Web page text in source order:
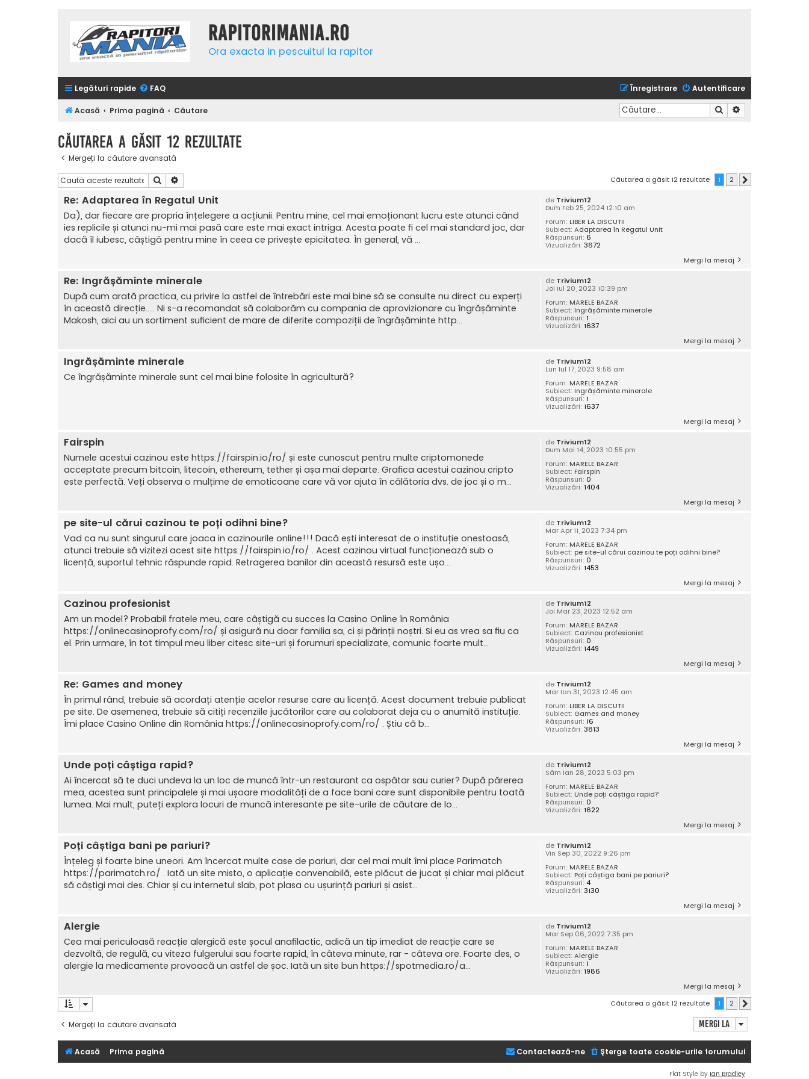
Rapitorimania.ro
Ora exacta in pescuitul la rapitor
Legături rapide FAQ Autentificare
Înregistrare
Acasă Prima pagină Căutare Căutare
Căutarea a găsit 12 rezultate
Mergeți la căutare avansată
Căutare Căutarea a găsit 12 rezultate 1 2
de Trivium12
Dum Feb 25, 2024 12:10 am
Forum: LIBER LA DISCUTII
Subiect:Adaptarea în Regatul Unit
Răspunsuri: 6
Vizualizări:3672
Re: Adaptarea în Regatul Unit
Da), dar fiecare are propria înțelegere a acțiunii. Pentru mine, cel mai emoționant lucru este atunci când
ies replicile și atunci nu-mi mai pasă care este mai exact intriga. Acesta poate fi cel mai standard joc, dar
dacă îl iubesc, câștigă pentru mine în ceea ce privește epicitatea. În general, vă ...
Mergi la mesaj
de Trivium12
Joi Iul 20, 2023 10:39 pm
Forum: MARELE BAZAR
Subiect: Ingrășăminte minerale
Răspunsuri: 1
Vizualizări: 1637
Re: Ingrășăminte minerale
După cum arată practica, cu privire la astfel de întrebări este mai bine să se consulte nu direct cu experți
în această direcție..... Ni s-a recomandat să colaborăm cu compania de aprovizionare cu îngrășăminte
Makosh, aici au un sortiment suficient de mare de diferite compoziții de îngrășăminte http...
Mergi la mesaj
de Trivium12
Lun Iul 17, 2023 9:58 am
Forum: MARELE BAZAR
Subiect: Ingrășăminte minerale
Răspunsuri: 1
Vizualizări: 1637
Ingrășăminte minerale
Ce îngrășăminte minerale sunt cel mai bine folosite în agricultură?
Mergi la mesaj
de Trivium12
Dum Mai 14, 2023 10:55 pm
Forum: MARELE BAZAR
Subiect: Fairspin
Răspunsuri: 0
Vizualizări: 1404
Fairspin
Numele acestui cazinou este https://fairspin.io/ro/ și este cunoscut pentru multe criptomonede
acceptate precum bitcoin, litecoin, ethereum, tether și așa mai departe. Grafica acestui cazinou cripto
este perfectă. Veți observa o mulțime de emoticoane care vă vor ajuta în călătoria dvs. de joc și o m...
Mergi la mesaj
de Trivium12
Mar Apr 11, 2023 7:34 pm
Forum: MARELE BAZAR
Subiect: pe site-ul cărui cazinou te poți odihni bine?
Răspunsuri: 0
Vizualizări: 1453
pe site-ul cărui cazinou te poți odihni bine?
Vad ca nu sunt singurul care joaca in cazinourile online!!! Dacă ești interesat de o instituție onestoasă,
atunci trebuie să vizitezi acest site https://fairspin.io/ro/ . Acest cazinou virtual funcționează sub o
licență, suportul tehnic răspunde rapid. Retragerea banilor din această resursă este ușo...
Mergi la mesaj
de Trivium12
Joi Mar 23, 2023 12:52 am
Forum: MARELE BAZAR
Subiect: Cazinou profesionist
Răspunsuri: 0
Vizualizări: 1449
Cazinou profesionist
Am un model? Probabil fratele meu, care câștigă cu succes la Casino Online în România
https://onlinecasinoprofy.com/ro/ și asigură nu doar familia sa, ci și părinții noștri. Si eu as vrea sa fiu ca
el. Prin urmare, în tot timpul meu liber citesc site-uri și forumuri specializate, comunic foarte mult...
Mergi la mesaj
de Trivium12
Mar Ian 31, 2023 12:45 am
Forum: LIBER LA DISCUTII
Subiect: Games and money
Răspunsuri: 16
Vizualizări:3813
Re: Games and money
În primul rând, trebuie să acordați atenție acelor resurse care au licență. Acest document trebuie publicat
pe site. De asemenea, trebuie să citiți recenziile jucătorilor care au colaborat deja cu o anumită instituție.
Îmi place Casino Online din România https://onlinecasinoprofy.com/ro/ . Știu că b...
Mergi la mesaj
de Trivium12
Sâm Ian 28, 2023 5:03 pm
Forum: MARELE BAZAR
Subiect: Unde poți câștiga rapid?
Răspunsuri: 0
Vizualizări: 1622
Unde poți câștiga rapid?
Ai încercat să te duci undeva la un loc de muncă într-un restaurant ca ospătar sau curier? După părerea
mea, acestea sunt principalele și mai ușoare modalități de a face bani care sunt disponibile pentru toată
lumea. Mai mult, puteți explora locuri de muncă interesante pe site-urile de căutare de lo...
Mergi la mesaj
de Trivium12
Vin Sep 30, 2022 9:26 pm
Forum: MARELE BAZAR
Subiect: Poți câștiga bani pe pariuri?
Răspunsuri: 4
Vizualizări:3130
Poți câștiga bani pe pariuri?
Înțeleg și foarte bine uneori. Am încercat multe case de pariuri, dar cel mai mult îmi place Parimatch
https://parimatch.ro/ . Iată un site misto, o aplicație convenabilă, este plăcut de jucat și chiar mai plăcut
să câștigi mai des. Chiar și cu internetul slab, pot plasa cu ușurință pariuri și asist...
Mergi la mesaj
de Trivium12
Mar Sep 06, 2022 7:35 pm
Forum: MARELE BAZAR
Subiect:Alergie
Răspunsuri: 1
Vizualizări: 1986
Alergie
Cea mai periculoasă reacție alergică este șocul anafilactic, adică un tip imediat de reacție care se
dezvoltă, de regulă, cu viteza fulgerului sau foarte rapid, în câteva minute, rar - câteva ore. Foarte des, o
alergie la medicamente provoacă un astfel de șoc. Iată un site bun https://spotmedia.ro/a...
Mergi la mesaj
Căutarea a găsit 12 rezultate
1 2
Mergeți la căutare avansată Mergi la
Acasă Prima pagină Şterge toate cookie-urile forumului
Contactează-ne
Flat Style by Ian Bradley